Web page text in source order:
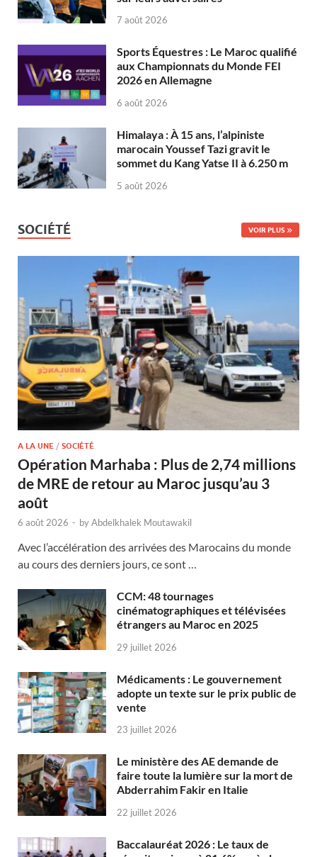
7 août 2026
Sports Équestres : Le Maroc qualifié
aux Championnats du Monde FEI
2026 en Allemagne
6 août 2026
Himalaya : À 15 ans, l’alpiniste
marocain Youssef Tazi gravit le
sommet du Kang Yatse II à 6.250 m
5 août 2026
SOCIÉTÉ VOIR PLUS
A LA UNE / SOCIÉTÉ
Opération Marhaba : Plus de 2,74 millions
de MRE de retour au Maroc jusqu’au 3
août
6 août 2026 - byAbdelkhalek Moutawakil
Avec l’accélération des arrivées des Marocains du monde
au cours des derniers jours, ce sont …
CCM: 48 tournages
cinématographiques et télévisées
étrangers au Maroc en 2025
29 juillet 2026
Médicaments : Le gouvernement
adopte un texte sur le prix public de
vente
23 juillet 2026
Le ministère des AE demande de
faire toute la lumière sur la mort de
Abderrahim Fakir en Italie
22 juillet 2026
Baccalauréat 2026 : Le taux de